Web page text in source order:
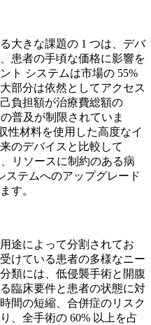
大きな課題の 1 つは、デバ
患者の手頃な価格に影響を
ト システムは市場の 55%
部分は依然としてアクセス
負担額が治療費総額の
普及が制限されていま
性材料を使用した高度なイ
のデバイスと比較して
リソースに制約のある病
ステムへのアップグレード
す。
途によって分割されてお
けている患者の多様なニー
類には、低侵襲手術と開腹
臨床要件と患者の状態に対
間の短縮、合併症のリスク
、全手術の 60% 以上を占